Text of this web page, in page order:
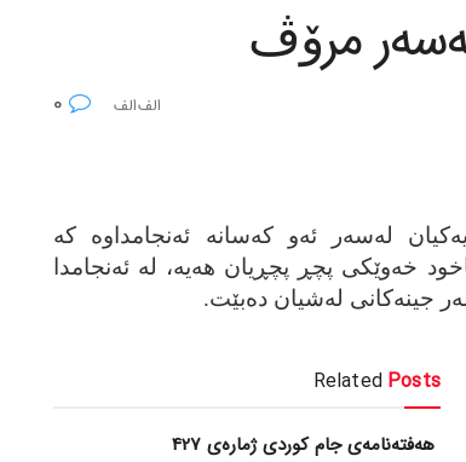
مرۆڤ
لەسەر ئەو كەسانە ئەنجامداوە كە
خەوێكی پچڕ پچڕیان هەیە، لە ئەنجامدا
جینەكانی لەشیان دەبێت.
Related Posts
هەفتەنامەی جام کوردی ژمارەی 427